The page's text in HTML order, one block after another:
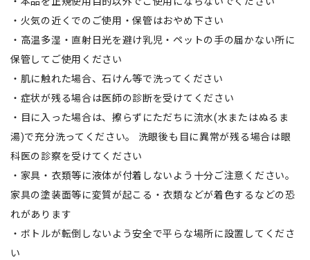
・火気の近くでのご使用・保管はおやめ下さい
・高温多湿・直射日光を避け乳児・ペットの手の届かない所に
保管してご使用ください
・肌に触れた場合、石けん等で洗ってください
・症状が残る場合は医師の診断を受けてください
・目に入った場合は、擦らずにただちに流水(水またはぬるま
湯)で充分洗ってください。 洗眼後も目に異常が残る場合は眼
科医の診察を受けてください
・家具・衣類等に液体が付着しないよう十分ご注意ください。
家具の塗装面等に変質が起こる・衣類などが着色するなどの恐
れがあります
・ボトルが転倒しないよう安全で平らな場所に設置してくださ
い